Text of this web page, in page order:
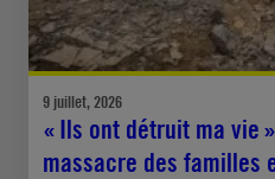
9 juillet, 2026
« Ils ont détruit ma vie
massacre des familles